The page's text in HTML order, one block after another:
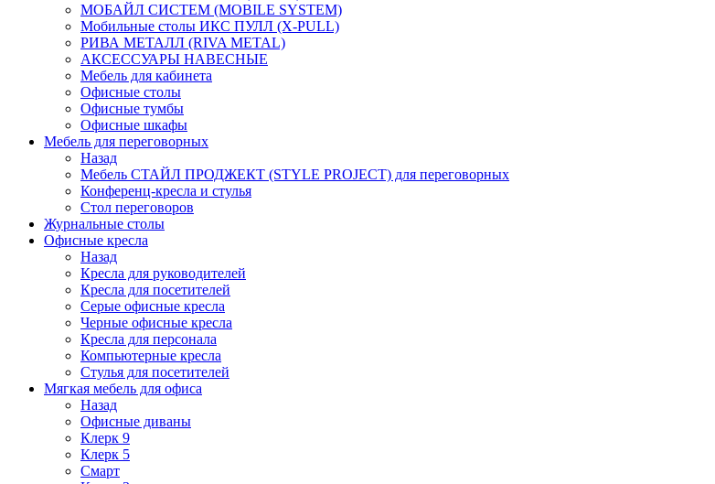
МОБАЙЛ СИСТЕМ (MOBILE SYSTEM)
Мобильные столы ИКС ПУЛЛ (X-PULL)
РИВА МЕТАЛЛ (RIVA METAL)
АКСЕССУАРЫ НАВЕСНЫЕ
Мебель для кабинета
Офисные столы
Офисные тумбы
Офисные шкафы
Мебель для переговорных
Назад
Мебель СТАЙЛ ПРОДЖЕКТ (STYLE PROJECT) для переговорных
Конференц-кресла и стулья
Стол переговоров
Журнальные столы
Офисные кресла
Назад
Кресла для руководителей
Кресла для посетителей
Серые офисные кресла
Черные офисные кресла
Кресла для персонала
Компьютерные кресла
Стулья для посетителей
Мягкая мебель для офиса
Назад
Офисные диваны
Клерк 9
Клерк 5
Смарт